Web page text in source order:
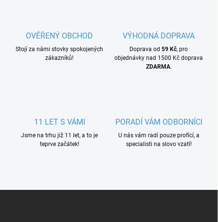
OVĚŘENÝ OBCHOD
Stojí za námi stovky spokojených
zákazníků!
VÝHODNÁ DOPRAVA
Doprava od 59 Kč, pro
objednávky nad 1500 Kč doprava
ZDARMA.
11 LET S VÁMI
Jsme na trhu již 11 let, a to je
teprve začátek!
PORADÍ VÁM ODBORNÍCI
U nás vám radí pouze profící, a
specialisti na slovo vzatí!